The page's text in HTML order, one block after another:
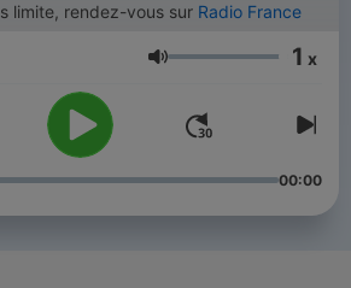
limite, rendez-vous sur Radio France
Volumen 1 x
00:00